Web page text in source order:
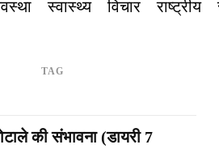
स्वास्थ्य विचार राष्ट्रीय
TAG
की संभावना (डायरी 7